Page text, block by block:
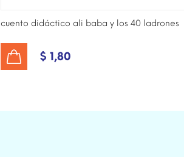
cuento didáctico ali baba y los 40 ladrones
$ 1,80